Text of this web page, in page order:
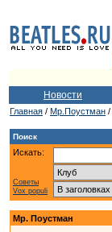
Новости
Главная / Мр.Поустман /
Поиск
Искать:
Советы
Vox populi
Мр. Поустман